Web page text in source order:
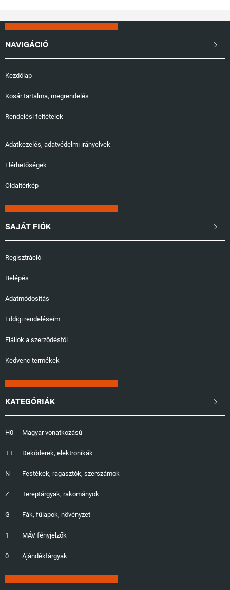
NAVIGÁCIÓ 
Kezdőlap
Kosár tartalma, megrendelés
Rendelési feltételek
Adatkezelés, adatvédelmi irányelvek
Elérhetőségek
Oldaltérkép
SAJÁT FIÓK 
Regisztráció
Belépés
Adatmódosítás
Eddigi rendeléseim
Elállok a szerződéstől
Kedvenc termékek
KATEGÓRIÁK 
H0
TT
N
Z
G
1
0
Magyar vonatkozású
Dekóderek, elektronikák
Festékek, ragasztók, szerszámok
Tereptárgyak, rakományok
Fák, fűlapok, növényzet
MÁV fényjelzők
Ajándéktárgyak